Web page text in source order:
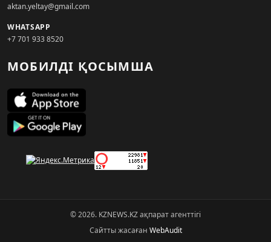
aktan.yeltay@gmail.com
WHATSAPP
+7 701 933 8520
МОБИЛДІ ҚОСЫМША
© 2026. KZNEWS.KZ ақпарат агенттігі
Сайтты жасаған WebAudit